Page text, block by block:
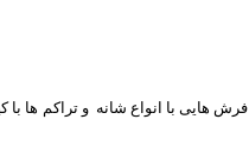
با انواع شانه و تراکم ها با